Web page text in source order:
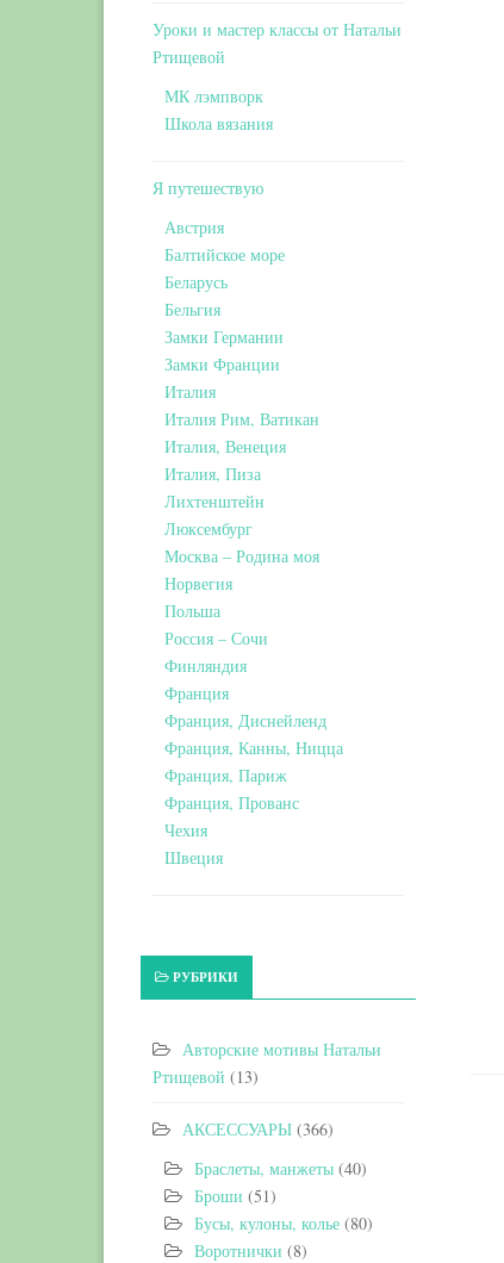
Уроки и мастер классы от Натальи
Ртищевой
МК лэмпворк
Школа вязания
Я путешествую
Австрия
Балтийское море
Беларусь
Бельгия
Замки Германии
Замки Франции
Италия
Италия Рим, Ватикан
Италия, Венеция
Италия, Пиза
Лихтенштейн
Люксембург
Москва – Родина моя
Норвегия
Польша
Россия – Сочи
Финляндия
Франция
Франция, Диснейленд
Франция, Канны, Ницца
Франция, Париж
Франция, Прованс
Чехия
Швеция
РУБРИКИ
Авторские мотивы Натальи
Ртищевой (13)
АКСЕССУАРЫ (366)
Браслеты, манжеты (40)
Броши (51)
Бусы, кулоны, колье (80)
Воротнички (8)